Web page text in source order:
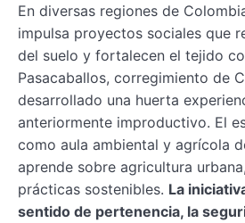
En diversas regiones de
impulsa proyectos sociales que
del suelo y fortalecen el tejido
Pasacaballos, corregimiento de
desarrollado una huerta
anteriormente improductivo. El
como aula ambiental y agrícola
aprende sobre agricultura
prácticas sostenibles. La
sentido de pertenencia, la